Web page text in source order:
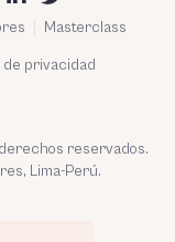
Masterclass
de privacidad
reservados.
Lima-Perú.